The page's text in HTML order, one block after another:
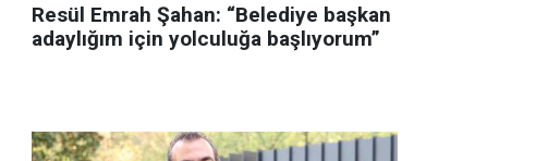
Resül Emrah Şahan: “Belediye başkan
adaylığım için yolculuğa başlıyorum”